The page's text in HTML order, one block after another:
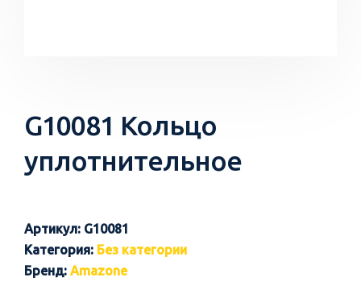
G10081 Кольцо
уплотнительное
Артикул: G10081
Категория: Без категории
Бренд: Amazone